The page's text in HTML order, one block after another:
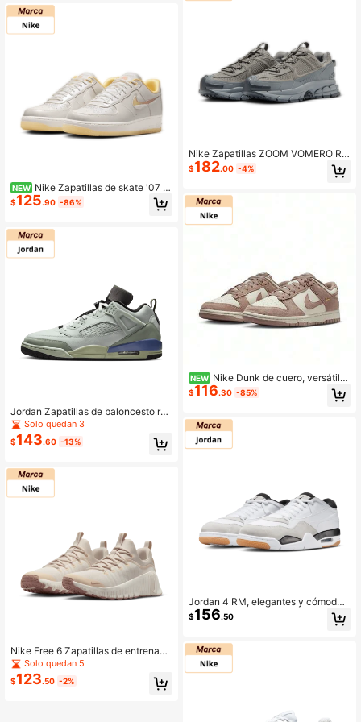
NEW Nike Zapatillas de skate '07 c
ómodas, suaves, de punta redonda
y transpirables para mujer, blanco y
$125.90 -86%
Jordan Zapatillas de baloncesto ret
ro de caña baja Spizike, hombre, bl
anco/verde, HV5969-003
Solo quedan 3
$143.60 -13%
Nike Free 6 Zapatillas de entrenami
ento bajas, cómodas, versátiles y re
sistentes al desgaste para mujer, co
lor beige FJ7126-011
Solo quedan 5
$123.50 -2%
Nike Zapatillas ZOOM VOMERO RO
AM Classic, cómodas y transpirable
s para correr, unisex, gris claro, HV6
$182.00 -4%
NEW Nike Dunk de cuero, versátiles
y cómodas, amortiguación, zapatill
as bajas, para mujer, rosa y blanco
$116.30 -85%
Jordan 4 RM, elegantes y cómodas
zapatillas de baloncesto retro de ca
ña baja para hombre, blancas y gris
$156.50